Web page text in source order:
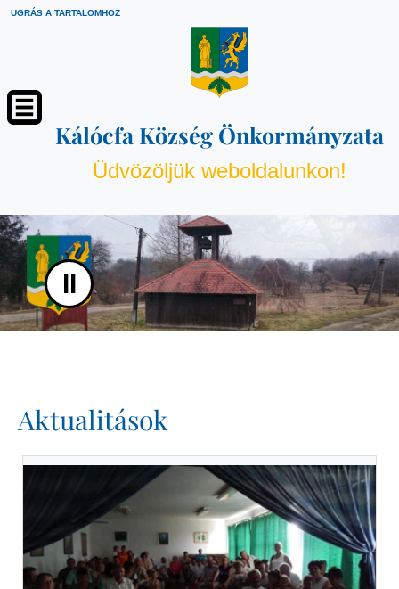
UGRÁS A TARTALOMHOZ
Kálócfa Község Önkormányzata
Üdvözöljük weboldalunkon!
II
Aktualitások